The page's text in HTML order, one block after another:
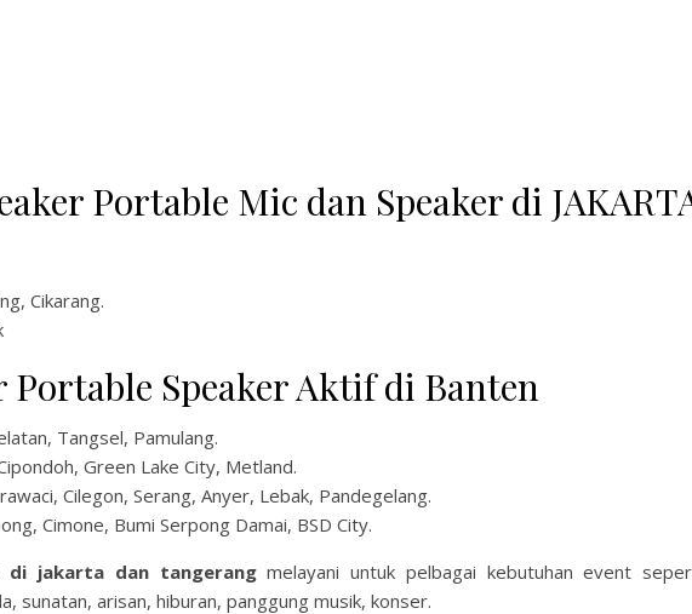
Portable Mic dan Speaker di
Cikarang.
Portable Speaker Aktif di Banten
Tangsel, Pamulang.
Green Lake City, Metland.
Cilegon, Serang, Anyer, Lebak, Pandegelang.
Cimone, Bumi Serpong Damai, BSD City.
di jakarta dan tangerangmelayani untuk pelbagai kebutuhan event
sunatan, arisan, hiburan, panggung musik, konser.